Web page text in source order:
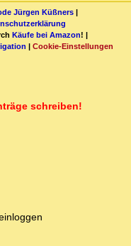
Jürgen Küßners |
Käufe bei Amazon! |
| Cookie-Einstellungen
schreiben!